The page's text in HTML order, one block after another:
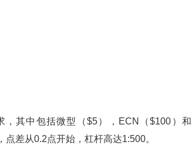
其中包括微型（$5），ECN（$100）和
差从0.2点开始，杠杆高达1:500。